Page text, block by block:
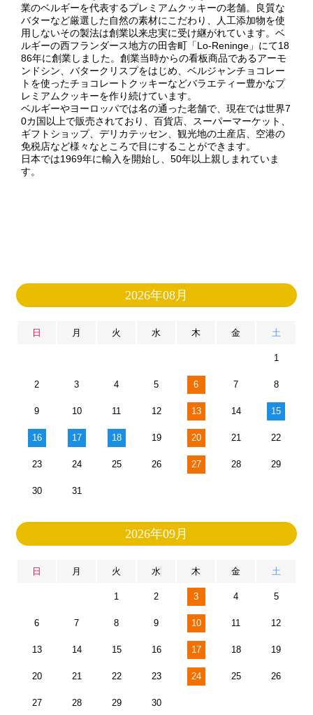
業のベルギーを代表するプレミアムクッキーの老舗。良質な
バターなど厳選した自然の素材にこだわり、人工添加物を使
用しないその製法は創業以来忠実に受け継がれています。ベ
ルギーの西フランダース地方の田舎町「Lo-Reninge」にて18
86年に創業しました。創業当時からの看板商品であるアーモ
ンドシン、バタークリスプをはじめ、ベルジャンチョコレー
トを使ったチョコレートクッキーなどバラエティー豊かなプ
レミアムクッキーを作り続けています。
ベルギーやヨーロッパでは名の通った老舗で、現在では世界7
0カ国以上で販売されており、百貨店、スーパーマーケット、
ギフトショップ、デリカテッセン、観光地の土産店、空港の
免税店など様々なところで目にすることができます。
日本では1969年に輸入を開始し、50年以上親しまれていま
す。
2026年08月
日 月 火 水 木 金 土
1
2 3 4 5 6 7 8
9 10 11 12 13 14 15
16 17 18 19 20 21 22
23 24 25 26 27 28 29
30 31
2026年09月
日 月 火 水 木 金 土
1 2 3 4 5
6 7 8 9 10 11 12
13 14 15 16 17 18 19
20 21 22 23 24 25 26
27 28 29 30